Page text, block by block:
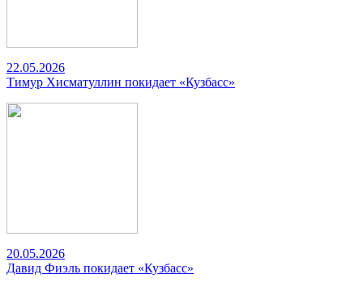
22.05.2026
Тимур Хисматуллин покидает «Кузбасс»
20.05.2026
Давид Фиэль покидает «Кузбасс»